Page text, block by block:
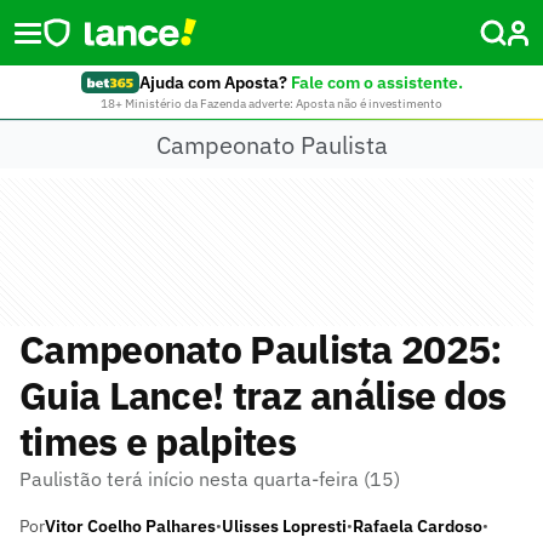
Ajuda com Aposta? Fale com o assistente.
18+ Ministério da Fazenda adverte: Aposta não é investimento
Campeonato Paulista
Campeonato Paulista 2025:
Guia Lance! traz análise dos
times e palpites
Paulistão terá início nesta quarta-feira (15)
PorVitor Coelho Palhares•Ulisses Lopresti•Rafaela Cardoso•